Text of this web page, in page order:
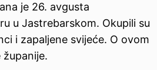
je 26. avgusta
u Jastrebarskom. Okupili su
i zapaljene svijeće. O ovom
županije.